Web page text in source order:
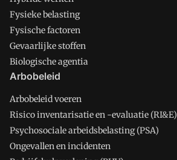
Fysieke belasting
Fysische factoren
Gevaarlijke stoffen
Biologische agentia
Arbobeleid
Arbobeleid voeren
Risico inventarisatie en -evaluatie (RI&E)
Psychosociale arbeidsbelasting (PSA)
Ongevallen en incidenten